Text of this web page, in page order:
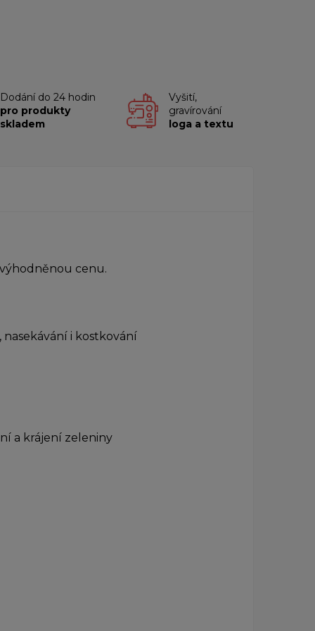
Dodání do 24 hodin
pro produkty
skladem
Vyšití,
gravírování
loga a textu
cenu.
i kostkování
a krájení zeleniny